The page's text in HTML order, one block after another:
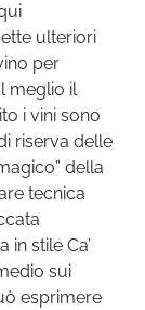
ulteriori
per
meglio il
i vini sono
riserva delle
della
tecnica
in stile Ca’
sui
esprimere